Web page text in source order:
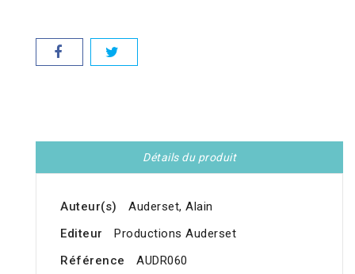
Détails du produit
Auteur(s)
Auderset, Alain
Editeur
Productions Auderset
Référence
AUDR060